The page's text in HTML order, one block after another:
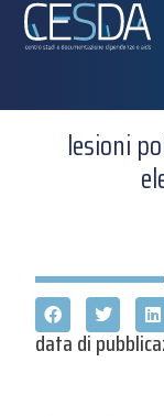
lesioni
data di